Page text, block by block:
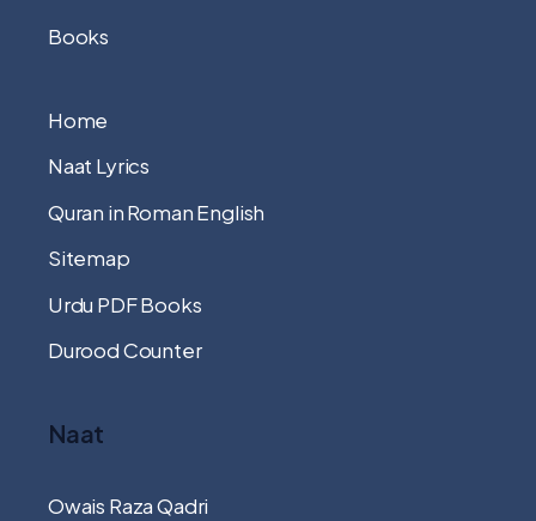
Books
Home
Naat Lyrics
Quran in Roman English
Sitemap
Urdu PDF Books
Durood Counter
Naat
Owais Raza Qadri